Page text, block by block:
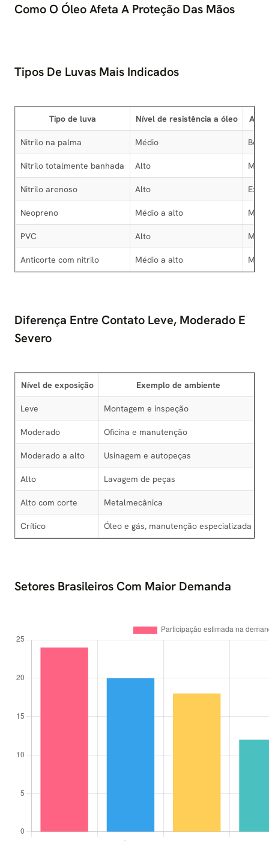
Como O Óleo Afeta A Proteção Das Mãos
Tipos De Luvas Mais Indicados
Tipo de luva Nível de resistência a óleo
Nitrilo na palma Médio Boa
Nitrilo totalmente banhada Alto
Nitrilo arenoso Alto
Neopreno Médio a alto
PVC Alto
Anticorte com nitrilo Médio a alto
Diferença Entre Contato Leve, Moderado E
Severo
Nível de exposição Exemplo de ambiente
Leve Montagem e inspeção
Moderado Oficina e manutenção
Moderado a alto Usinagem e autopeças
Alto Lavagem de peças
Alto com corte Metalmecânica
Crítico Óleo e gás, manutenção especializada
Setores Brasileiros Com Maior Demanda